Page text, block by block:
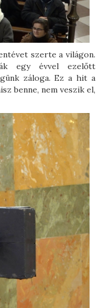
szerte a világon.
egy évvel ezelőtt
záloga. Ez a hit a
benne, nem veszik el,